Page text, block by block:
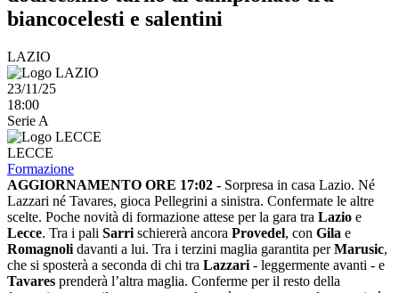
biancocelesti e salentini
LAZIO
23/11/25
18:00
Serie A
LECCE
Formazione
AGGIORNAMENTO ORE 17:02 - Sorpresa in casa Lazio. Né
Lazzari né Tavares, gioca Pellegrini a sinistra. Confermate le altre
scelte. Poche novità di formazione attese per la gara tra Lazio e
Lecce. Tra i pali Sarri schiererà ancora Provedel, con Gila e
Romagnoli davanti a lui. Tra i terzini maglia garantita perMarusic,
che si sposterà a seconda di chi tra Lazzari - leggermente avanti - e
Tavares prenderà l’altra maglia. Conferme per il resto della